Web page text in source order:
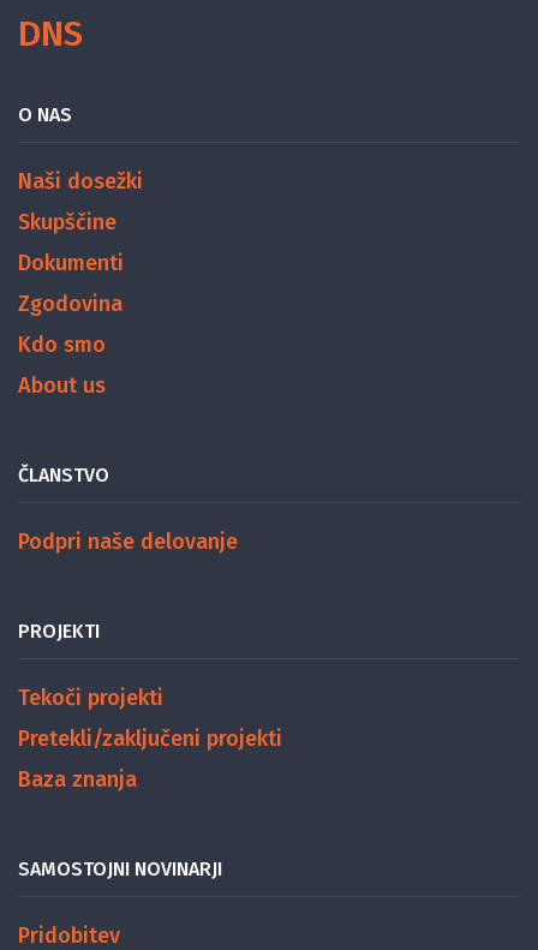
DNS
O NAS
Naši dosežki
Skupščine
Dokumenti
Zgodovina
Kdo smo
About us
ČLANSTVO
Podpri naše delovanje
PROJEKTI
Tekoči projekti
Pretekli/zaključeni projekti
Baza znanja
SAMOSTOJNI NOVINARJI
Pridobitev